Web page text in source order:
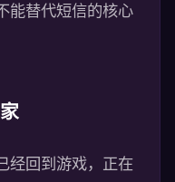
能替代短信的核心
经回到游戏，正在